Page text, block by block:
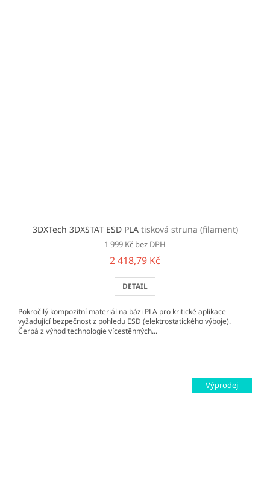
3DXTech 3DXSTAT ESD PLA tisková struna (filament)
1 999 Kč bez DPH
2 418,79 Kč
DETAIL
Pokročilý kompozitní materiál na bázi PLA pro kritické aplikace
vyžadující bezpečnost z pohledu ESD (elektrostatického výboje).
Čerpá z výhod technologie vícestěnných...
Výprodej